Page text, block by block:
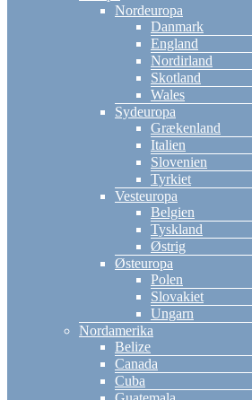
Nordeuropa
Danmark
England
Nordirland
Skotland
Wales
Sydeuropa
Grækenland
Italien
Slovenien
Tyrkiet
Vesteuropa
Belgien
Tyskland
Østrig
Østeuropa
Polen
Slovakiet
Ungarn
Nordamerika
Belize
Canada
Cuba